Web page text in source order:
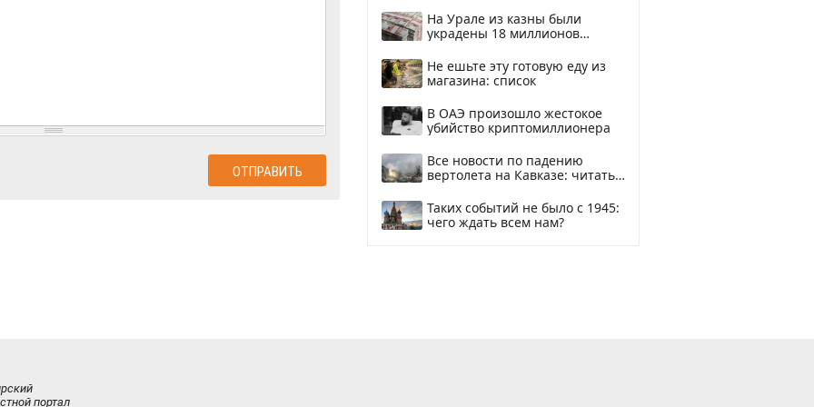
На Урале из казны были
украдены 18 миллионов
Не ешьте эту готовую еду из
магазина: список
В ОАЭ произошло жестокое
убийство криптомиллионера
Все новости по падению
вертолета на Кавказе: читать
Таких событий не было с 1945:
чего ждать всем нам?
портал